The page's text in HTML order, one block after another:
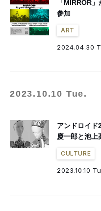
「MIRROR
参加
ART
2024.04.30
2023.10.10 Tue.
アンドロイ
慶一郎と池上
CULTURE
2023.10.10